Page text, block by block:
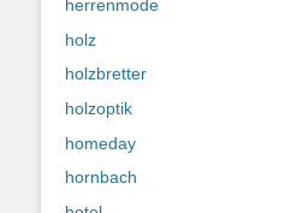
herrenmode
holz
holzbretter
holzoptik
homeday
hornbach